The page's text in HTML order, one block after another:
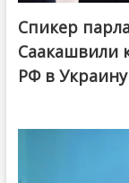
Спикер
Саакашвили
РФ в Украину